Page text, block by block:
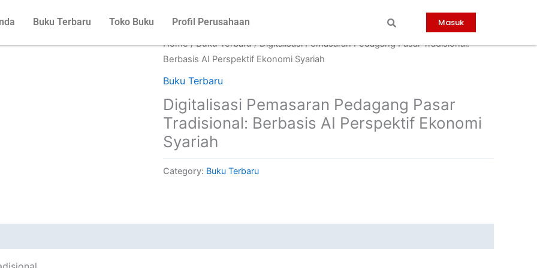
Buku Terbaru Toko Buku Profil Perusahaan Masuk
Home/Buku Terbaru/ Digitalisasi Pemasaran Pedagang Pasar Tradisional:
Berbasis AI Perspektif Ekonomi Syariah
Buku Terbaru
Digitalisasi Pemasaran Pedagang Pasar
Tradisional: Berbasis AI Perspektif Ekonomi
Syariah
Category: Buku Terbaru